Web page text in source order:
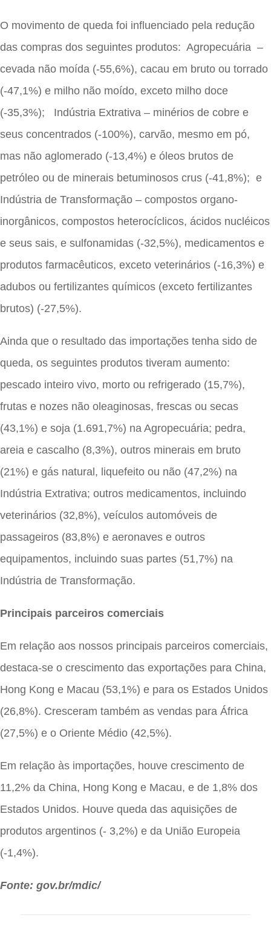
O movimento de queda foi influenciado pela redução
das compras dos seguintes produtos: Agropecuária –
cevada não moída (-55,6%), cacau em bruto ou torrado
(-47,1%) e milho não moído, exceto milho doce
(-35,3%); Indústria Extrativa – minérios de cobre e
seus concentrados (-100%), carvão, mesmo em pó,
mas não aglomerado (-13,4%) e óleos brutos de
petróleo ou de minerais betuminosos crus (-41,8%); e
Indústria de Transformação – compostos organo-
inorgânicos, compostos heterocíclicos, ácidos nucléicos
e seus sais, e sulfonamidas (-32,5%), medicamentos e
produtos farmacêuticos, exceto veterinários (-16,3%) e
adubos ou fertilizantes químicos (exceto fertilizantes
brutos) (-27,5%).
Ainda que o resultado das importações tenha sido de
queda, os seguintes produtos tiveram aumento:
pescado inteiro vivo, morto ou refrigerado (15,7%),
frutas e nozes não oleaginosas, frescas ou secas
(43,1%) e soja (1.691,7%) na Agropecuária; pedra,
areia e cascalho (8,3%), outros minerais em bruto
(21%) e gás natural, liquefeito ou não (47,2%) na
Indústria Extrativa; outros medicamentos, incluindo
veterinários (32,8%), veículos automóveis de
passageiros (83,8%) e aeronaves e outros
equipamentos, incluindo suas partes (51,7%) na
Indústria de Transformação.
Principais parceiros comerciais
Em relação aos nossos principais parceiros comerciais,
destaca-se o crescimento das exportações para China,
Hong Kong e Macau (53,1%) e para os Estados Unidos
(26,8%). Cresceram também as vendas para África
(27,5%) e o Oriente Médio (42,5%).
Em relação às importações, houve crescimento de
11,2% da China, Hong Kong e Macau, e de 1,8% dos
Estados Unidos. Houve queda das aquisições de
produtos argentinos (- 3,2%) e da União Europeia
(-1,4%).
Fonte: gov.br/mdic/